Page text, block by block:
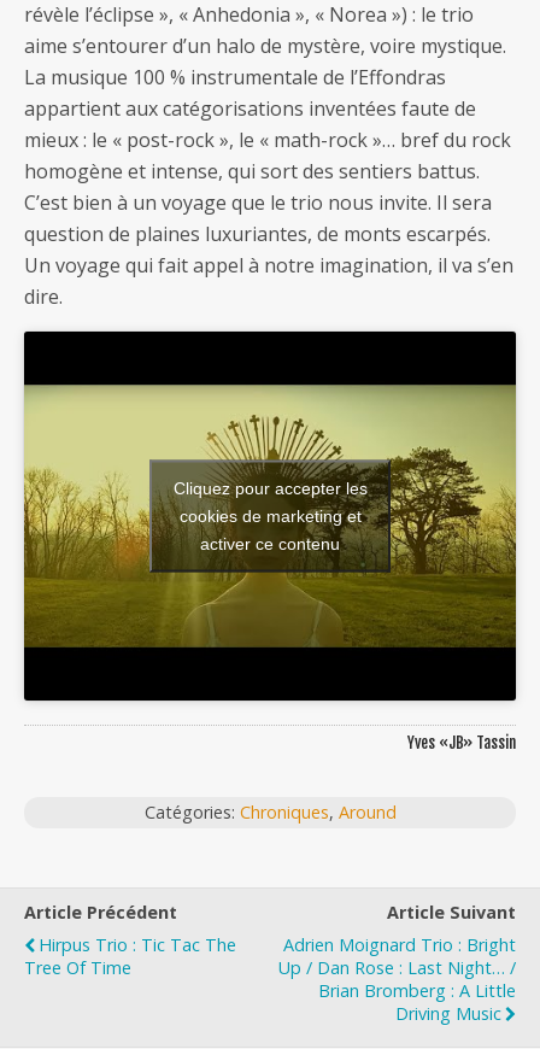
révèle l’éclipse », « Anhedonia », « Norea ») : le trio
aime s’entourer d’un halo de mystère, voire mystique.
La musique 100 % instrumentale de l’Effondras
appartient aux catégorisations inventées faute de
mieux : le « post-rock », le « math-rock »… bref du rock
homogène et intense, qui sort des sentiers battus.
C’est bien à un voyage que le trio nous invite. Il sera
question de plaines luxuriantes, de monts escarpés.
Un voyage qui fait appel à notre imagination, il va s’en
dire.
Cliquez pour accepter les
cookies de marketing et
activer ce contenu
Yves «JB» Tassin
Catégories: Chroniques, Around
Article Précédent
Hirpus Trio : Tic Tac The
Tree Of Time
Article Suivant
Adrien Moignard Trio : Bright
Up / Dan Rose : Last Night… /
Brian Bromberg : A Little
Driving Music